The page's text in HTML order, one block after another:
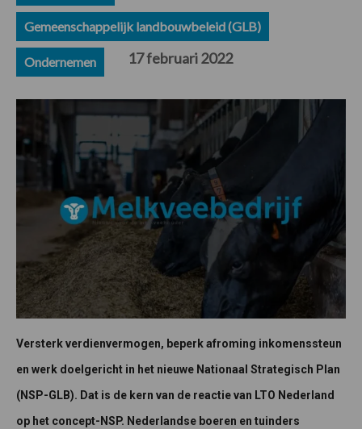
Gemeenschappelijk landbouwbeleid (GLB)
Ondernemen 17 februari 2022
Versterk verdienvermogen, beperk afroming inkomenssteun
en werk doelgericht in het nieuwe Nationaal Strategisch Plan
(NSP-GLB). Dat is de kern van de reactie van LTO Nederland
op het concept-NSP. Nederlandse boeren en tuinders